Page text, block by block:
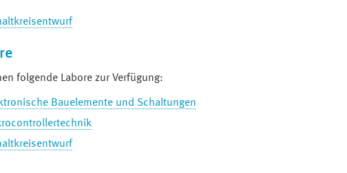
folgende Labore zur Verfügung:
Bauelemente und Schaltungen